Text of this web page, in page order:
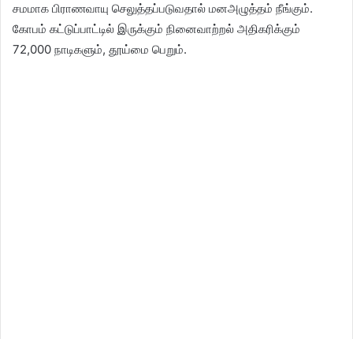
சமமாக பிராணவாயு செலுத்தப்படுவதால் மனஅழுத்தம் நீங்கும்.
கோபம் கட்டுப்பாட்டில் இருக்கும் நினைவாற்றல் அதிகரிக்கும்
72,000 நாடிகளும், தூய்மை பெறும்.